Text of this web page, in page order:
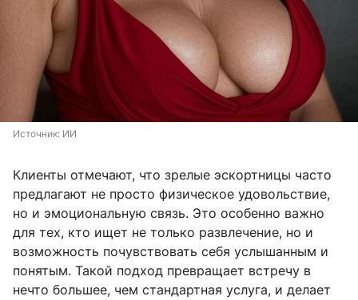
Источник: ИИ
Клиенты отмечают, что зрелые эскортницы часто
предлагают не просто физическое удовольствие,
но и эмоциональную связь. Это особенно важно
для тех, кто ищет не только развлечение, но и
возможность почувствовать себя услышанным и
понятым. Такой подход превращает встречу в
нечто большее, чем стандартная услуга, и делает